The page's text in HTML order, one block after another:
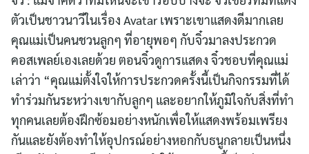
ตัวเป็นชาวนาวีในเรื่อง Avatar เพราะเขาแสดงดีมากเลย
คุณแม่เป็นคนชวนลูกๆ ที่อายุพอๆ กับจิ๋วมาลงประกวด
คอสเพลย์เองเลยด้วย ตอนจิ๋วดูการแสดง จิ๋วชอบที่คุณแม่
เล่าว่า “คุณแม่ตั้งใจให้การประกวดครั้งนี้เป็นกิจกรรมที่ได้
ทำร่วมกันระหว่างเขากับลูกๆ และอยากให้ภูมิใจกับสิ่งที่ทำ
ทุกคนเลยต้องฝึกซ้อมอย่างหนักเพื่อให้แสดงพร้อมเพรียง
กันและยังต้องทำให้อุปกรณ์อย่างหอกกับธนูกลายเป็นหนึ่ง